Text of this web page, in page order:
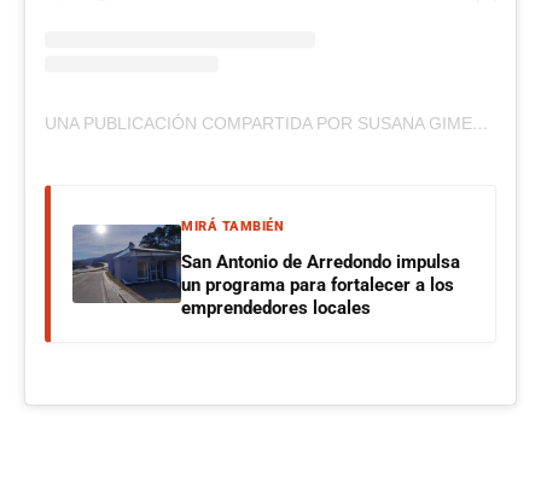
UNA PUBLICACIÓN COMPARTIDA POR SUSANA GIMENEZ (@GIMENEZSUOK)
MIRÁ TAMBIÉN
San Antonio de Arredondo impulsa
un programa para fortalecer a los
emprendedores locales